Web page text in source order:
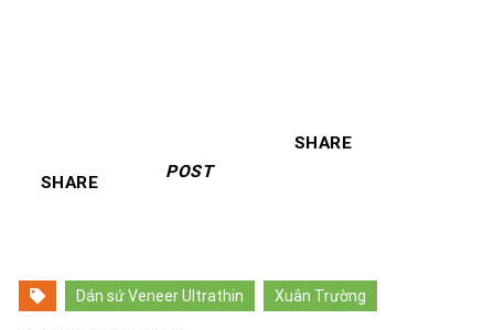
SHARE
POST
SHARE
Dán sứ Veneer Ultrathin Xuân Trường